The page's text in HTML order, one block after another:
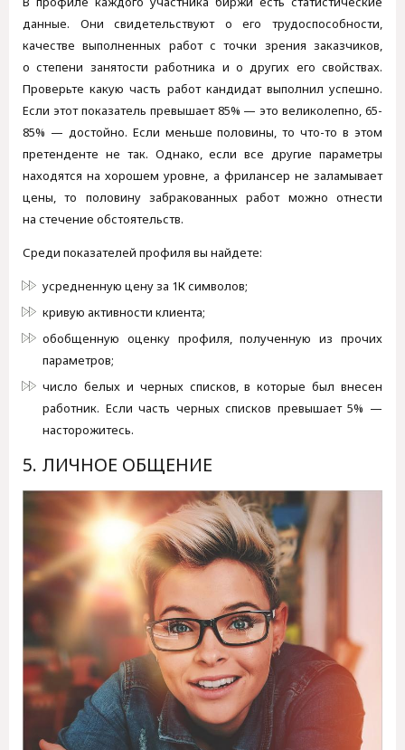
данные. Они свидетельствуют о его трудоспособности,
качестве выполненных работ с точки зрения заказчиков,
о степени занятости работника и о других его свойствах.
Проверьте какую часть работ кандидат выполнил успешно.
Если этот показатель превышает 85% — это великолепно, 65-
85% — достойно. Если меньше половины, то что-то в этом
претенденте не так. Однако, если все другие параметры
находятся на хорошем уровне, а фрилансер не заламывает
цены, то половину забракованных работ можно отнести
на стечение обстоятельств.
Среди показателей профиля вы найдете:
усредненную цену за 1К символов;
кривую активности клиента;
обобщенную оценку профиля, полученную из прочих
параметров;
число белых и черных списков, в которые был внесен
работник. Если часть черных списков превышает 5% —
насторожитесь.
5. ЛИЧНОЕ ОБЩЕНИЕ